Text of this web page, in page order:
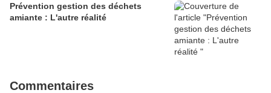
Prévention gestion des déchets
amiante : L'autre réalité
Commentaires